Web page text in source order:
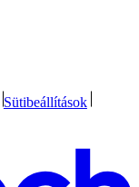
Sütibeállítások